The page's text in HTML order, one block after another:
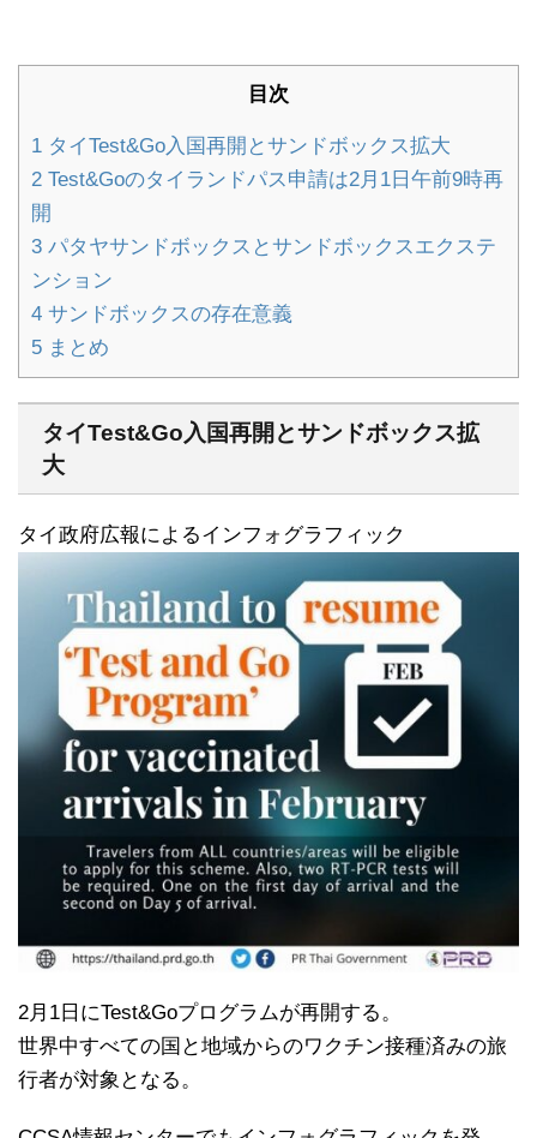
目次
1 タイTest&Go入国再開とサンドボックス拡大
2 Test&Goのタイランドパス申請は2月1日午前9時再
開
3 パタヤサンドボックスとサンドボックスエクステ
ンション
4 サンドボックスの存在意義
5 まとめ
タイTest&Go入国再開とサンドボックス拡
大
タイ政府広報によるインフォグラフィック
2月1日にTest&Goプログラムが再開する。
世界中すべての国と地域からのワクチン接種済みの旅
行者が対象となる。